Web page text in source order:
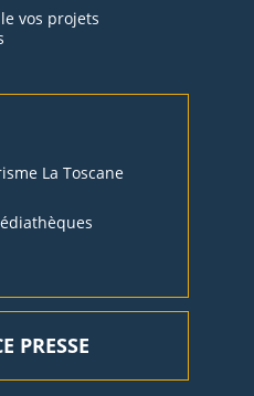
vos projets
La Toscane
PRESSE